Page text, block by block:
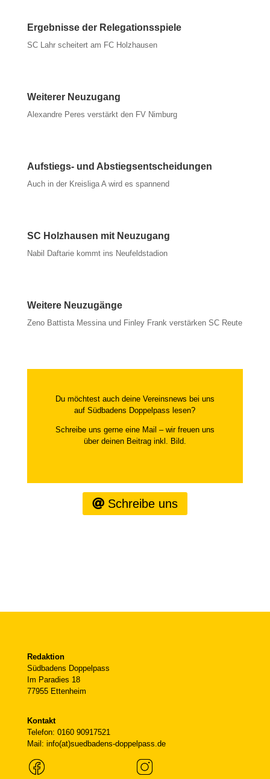
Ergebnisse der Relegationsspiele
SC Lahr scheitert am FC Holzhausen
Weiterer Neuzugang
Alexandre Peres verstärkt den FV Nimburg
Aufstiegs- und Abstiegsentscheidungen
Auch in der Kreisliga A wird es spannend
SC Holzhausen mit Neuzugang
Nabil Daftarie kommt ins Neufeldstadion
Weitere Neuzugänge
Zeno Battista Messina und Finley Frank verstärken SC Reute
Du möchtest auch deine Vereinsnews bei uns
auf Südbadens Doppelpass lesen?
Schreibe uns gerne eine Mail – wir freuen uns
über deinen Beitrag inkl. Bild.
Schreibe uns
Redaktion
Südbadens Doppelpass
Im Paradies 18
77955 Ettenheim
Kontakt
Telefon: 0160 90917521
Mail: info(at)suedbadens-doppelpass.de